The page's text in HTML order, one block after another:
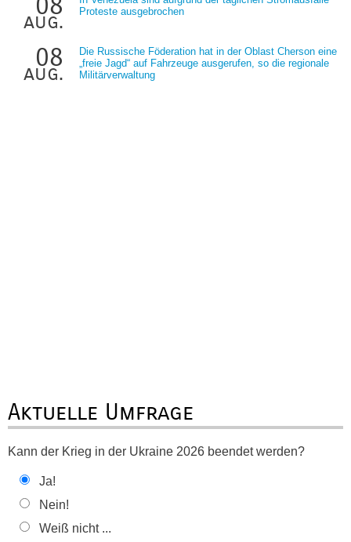
aug.
Proteste ausgebrochen
08
aug.
Die Russische Föderation hat in der Oblast Cherson eine
„freie Jagd“ auf Fahrzeuge ausgerufen, so die regionale
Militärverwaltung
Aktuelle Umfrage
Kann der Krieg in der Ukraine 2026 beendet werden?
Ja!
Nein!
Weiß nicht ...